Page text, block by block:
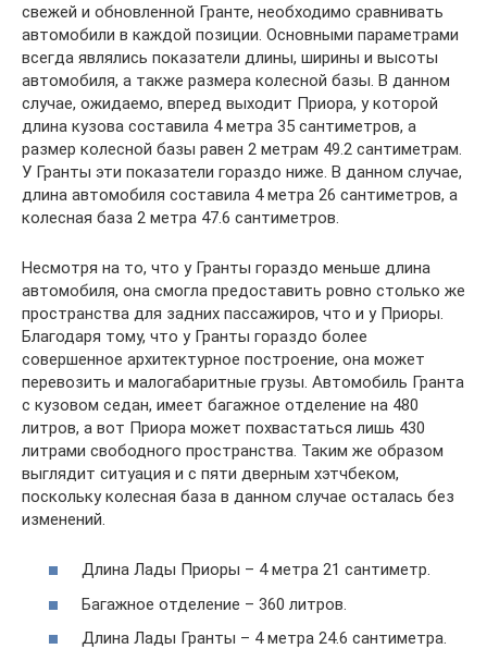
свежей и обновленной Гранте, необходимо сравнивать
автомобили в каждой позиции. Основными параметрами
всегда являлись показатели длины, ширины и высоты
автомобиля, а также размера колесной базы. В данном
случае, ожидаемо, вперед выходит Приора, у которой
длина кузова составила 4 метра 35 сантиметров, а
размер колесной базы равен 2 метрам 49.2 сантиметрам.
У Гранты эти показатели гораздо ниже. В данном случае,
длина автомобиля составила 4 метра 26 сантиметров, а
колесная база 2 метра 47.6 сантиметров.
Несмотря на то, что у Гранты гораздо меньше длина
автомобиля, она смогла предоставить ровно столько же
пространства для задних пассажиров, что и у Приоры.
Благодаря тому, что у Гранты гораздо более
совершенное архитектурное построение, она может
перевозить и малогабаритные грузы. Автомобиль Гранта
с кузовом седан, имеет багажное отделение на 480
литров, а вот Приора может похвастаться лишь 430
литрами свободного пространства. Таким же образом
выглядит ситуация и с пяти дверным хэтчбеком,
поскольку колесная база в данном случае осталась без
изменений.
Длина Лады Приоры – 4 метра 21 сантиметр.
Багажное отделение – 360 литров.
Длина Лады Гранты – 4 метра 24.6 сантиметра.